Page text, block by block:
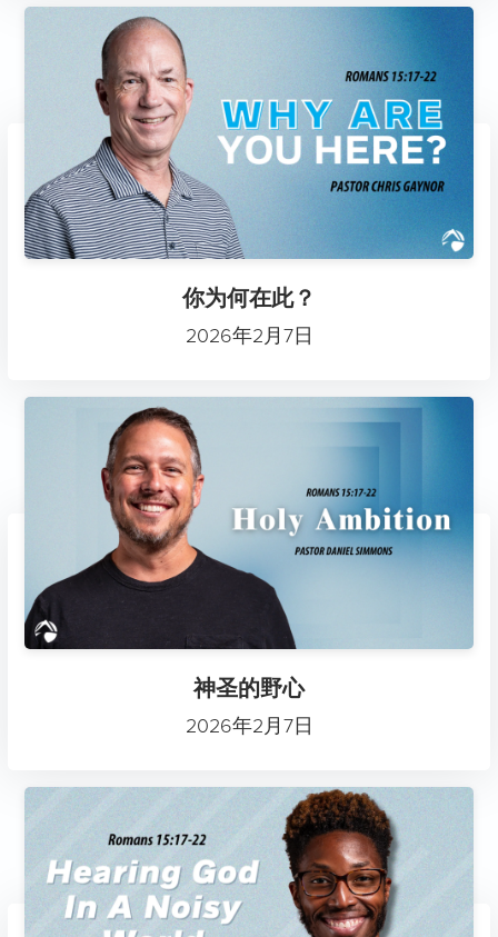
你为何在此？
2026年2月7日
神圣的野心
2026年2月7日